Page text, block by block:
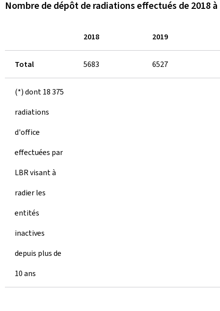
Nombre de dépôt de radiations effectués de 2018 à
2018 2019
Total 5683 6527
(*) dont 18 375
radiations
d'office
effectuées par
LBR visant à
radier les
entités
inactives
depuis plus de
10 ans